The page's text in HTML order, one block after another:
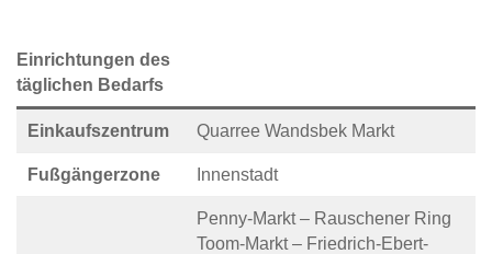
Einrichtungen des
täglichen Bedarfs
Einkaufszentrum Quarree Wandsbek Markt
Fußgängerzone Innenstadt
Penny-Markt – Rauschener Ring
Toom-Markt – Friedrich-Ebert-